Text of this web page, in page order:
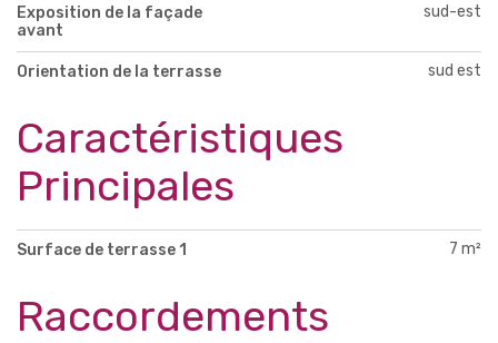
Exposition de la façade
avant
sud-est
Orientation de la terrasse sud est
Caractéristiques
Principales
Surface de terrasse 1 7 m²
Raccordements